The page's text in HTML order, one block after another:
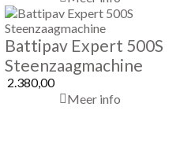
Battipav Expert 500S
Steenzaagmachine
2.380,00
Meer info